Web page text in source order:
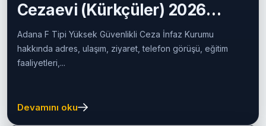
Cezaevi (Kürkçüler) 2026
Rehberi
Adana F Tipi Yüksek Güvenlikli Ceza İnfaz Kurumu
hakkında adres, ulaşım, ziyaret, telefon görüşü, eğitim
faaliyetleri,...
Devamını oku